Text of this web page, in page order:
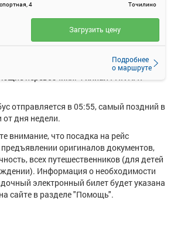
4 Точилино
Подробнее
о маршруте
Загрузить цену
можете ознакомиться с расписанием и
на автобус Новокузнецк - Точилино.
Новокузнецк - Точилино курсирует в
по данному направлению
перевозчики: Филиал ГПК ПАТ
отправляется в 05:55, самый поздний в
от дня недели.
внимание, что посадка на рейс
оригиналов документов,
всех путешественников (для детей
Информация о необходимости
электронный билет будет указана
сайте в разделе "Помощь".